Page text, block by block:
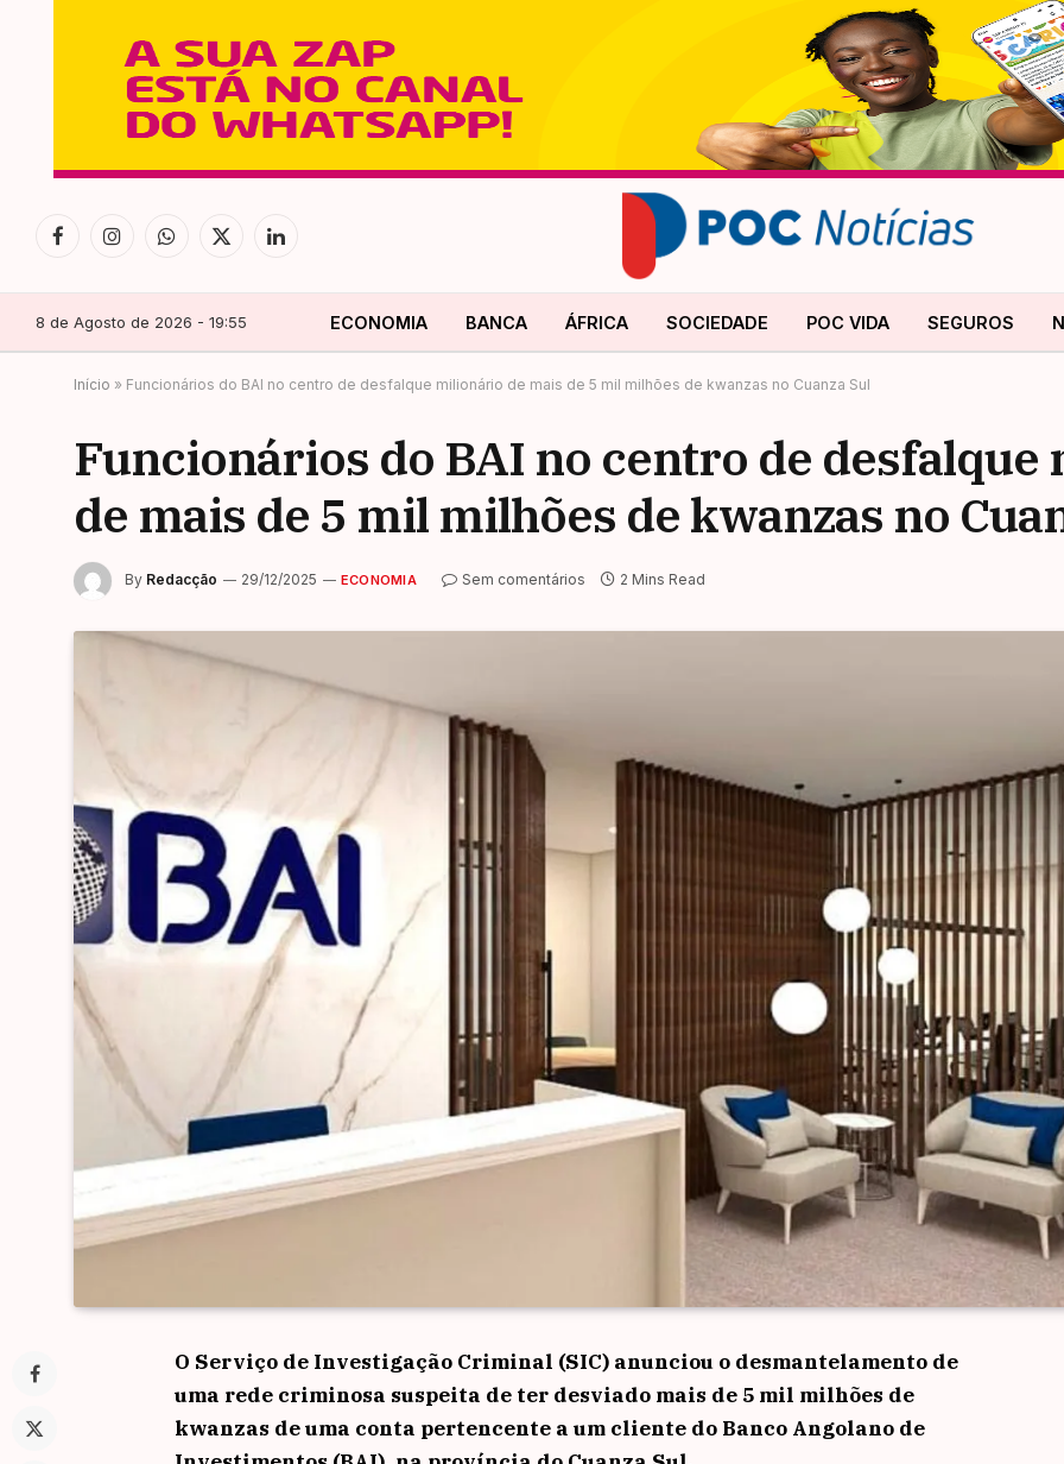
FacebookInstagramWhatsApp
X
LinkedIn
8 de Agosto de 2026 - 19:55 ECONOMIA BANCA ÁFRICA SOCIEDADE POC VIDA SEGUROS
Início » Funcionários do BAI no centro de desfalque milionário de mais de 5 mil milhões de kwanzas no Cuanza Sul
Funcionários do BAI no centro de
de mais de 5 mil milhões de kwanzas no
By Redacção 29/12/2025 ECONOMIA Sem comentários 2 Mins Read
O Serviço de Investigação Criminal (SIC) anunciou o desmantelamento de
uma rede criminosa suspeita de ter desviado mais de 5 mil milhões de
kwanzas de uma conta pertencente a um cliente do Banco Angolano de